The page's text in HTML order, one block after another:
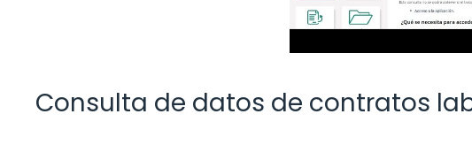
Consulta de datos de contratos